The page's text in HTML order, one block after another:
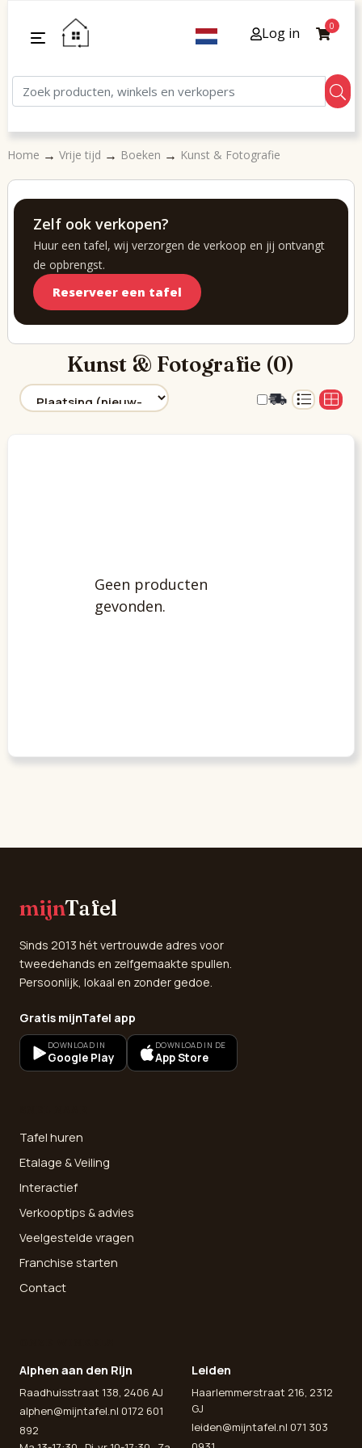
Log in 0
Home → Vrije tijd → Boeken → Kunst & Fotografie
Zelf ook verkopen?
Huur een tafel, wij verzorgen de verkoop en jij ontvangt
de opbrengst.
Reserveer een tafel
Kunst & Fotografie (0)
Geen producten
gevonden.
mijnTafel
Sinds 2013 hét vertrouwde adres voor
tweedehands en zelfgemaakte spullen.
Persoonlijk, lokaal en zonder gedoe.
Gratis mijnTafel app
DOWNLOAD IN
Google Play
DOWNLOAD IN DE
App Store
Tafel huren
Etalage & Veiling
Interactief
Verkooptips & advies
Veelgestelde vragen
Franchise starten
Contact
Alphen aan den Rijn
Raadhuisstraat 138, 2406 AJ
alphen@mijntafel.nl 0172 601
892
Leiden
Haarlemmerstraat 216, 2312
GJ
leiden@mijntafel.nl 071 303